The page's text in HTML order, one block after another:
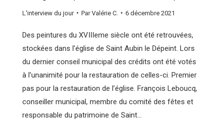
L'interview du jour ParValérie C. 6 décembre 2021
Des peintures du XVIIIeme siècle ont été retrouvées,
stockées dans l’église de Saint Aubin le Dépeint. Lors
du dernier conseil municipal des crédits ont été votés
à l’unanimité pour la restauration de celles-ci. Premier
pas pour la restauration de l’église. François Leboucq,
conseiller municipal, membre du comité des fêtes et
responsable du patrimoine de Saint…